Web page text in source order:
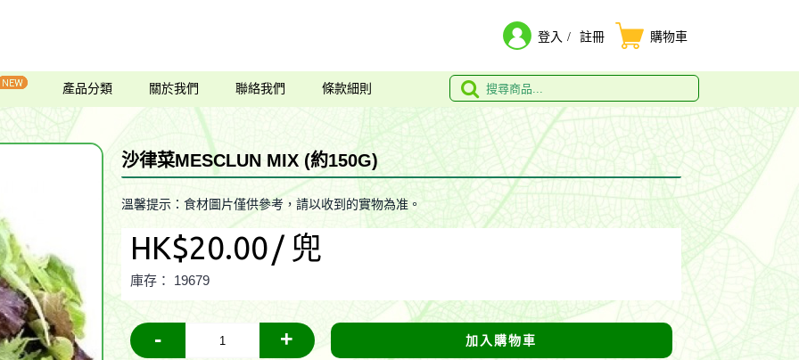
登入 註冊 購物車
產品分類 關於我們 聯絡我們 條款細則
沙律菜MESCLUN MIX (約150G)
溫馨提示：食材圖片僅供參考，請以收到的實物為准。
HK$20.00/ 兜
庫存： 19679
- + 加入購物車